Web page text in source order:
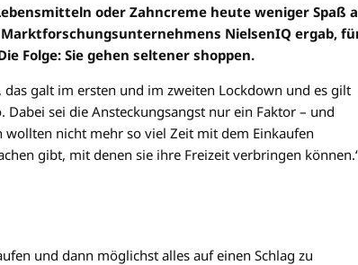
oder Zahncreme heute weniger Spaß
NielsenIQ ergab,
Folge: Sie gehen seltener shoppen.
galt im ersten und im zweiten Lockdown und es gilt
sei die Ansteckungsangst nur ein Faktor – und
nicht mehr so viel Zeit mit dem Einkaufen
gibt, mit denen sie ihre Freizeit verbringen
und dann möglichst alles auf einen Schlag zu